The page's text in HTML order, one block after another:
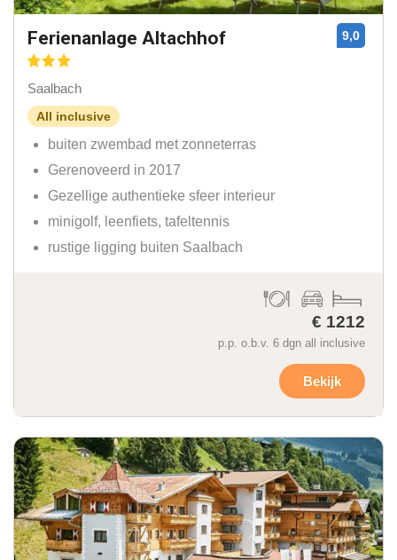
Ferienanlage Altachhof
Saalbach
All inclusive
buiten zwembad met zonneterras
Gerenoveerd in 2017
Gezellige authentieke sfeer interieur
minigolf, leenfiets, tafeltennis
rustige ligging buiten Saalbach
9,0
€ 1212
p.p. o.b.v. 6 dgn all inclusive
Bekijk